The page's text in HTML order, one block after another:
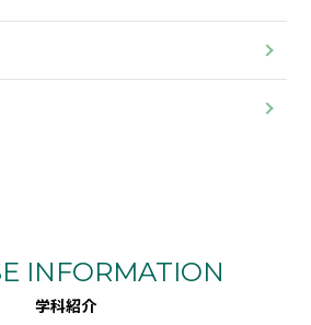
INFORMATION
学科紹介